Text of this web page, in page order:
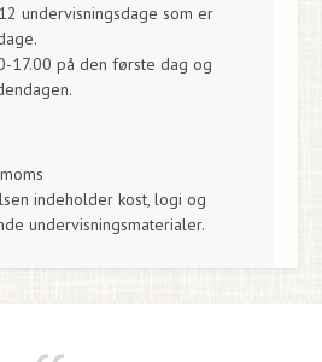
undervisningsdage som er
17.00 på den første dag og
indeholder kost, logi og
undervisningsmaterialer.